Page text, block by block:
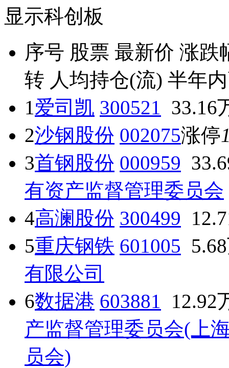
显示科创板
序号 股票 最新价 涨跌
转 人均持仓(流) 半年
1爱司凯 300521 33.16
2沙钢股份 002075涨停
3首钢股份 000959
有资产监督管理委员会
4高澜股份 300499
5重庆钢铁 601005
有限公司
6数据港 603881
12.92
产监督管理委员会(上
员会)